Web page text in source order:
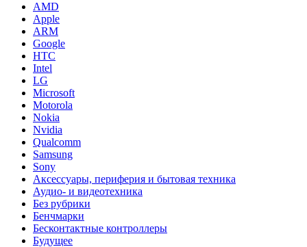
AMD
Apple
ARM
Google
HTC
Intel
LG
Microsoft
Motorola
Nokia
Nvidia
Qualcomm
Samsung
Sony
Аксессуары, периферия и бытовая техника
Аудио- и видеотехника
Без рубрики
Бенчмарки
Бесконтактные контроллеры
Будущее